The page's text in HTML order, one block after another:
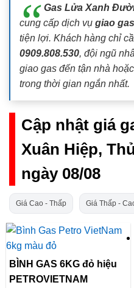
Gas Lửa Xanh
cung cấp dịch vụ giao
tiện lợi. Khách hàng chỉ
0909.808.530, đội ngũ
giao gas đến tận nhà
trong thời gian ngắn nhất.
Cập nhật giá
Xuân Hiệp,
ngày 08/08
Giá Cao - Thấp Giá Thấp -
BÌNH GAS 6KG đỏ hiệu
PETROVIETNAM